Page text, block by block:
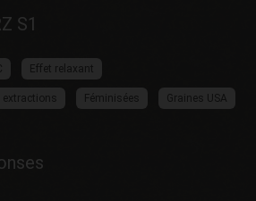
S1
Effet relaxant
Féminisées Graines USA